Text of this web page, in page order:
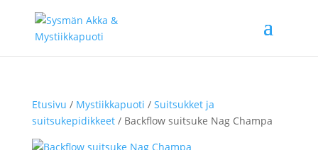
Etusivu / Mystiikkapuoti / Suitsukket ja
suitsukepidikkeet/ Backflow suitsuke Nag Champa